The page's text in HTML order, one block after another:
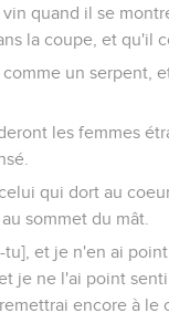
quand il se
la coupe, et qu'il
un serpent,
les femmes
qui dort au
sommet du mât.
tu], et je n'en ai
je ne l'ai point
encore à le